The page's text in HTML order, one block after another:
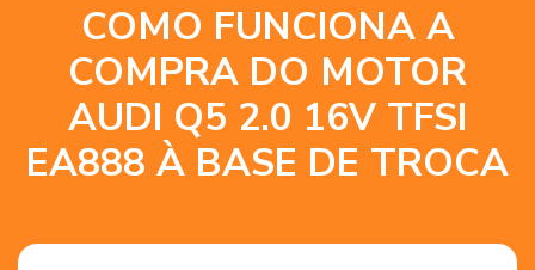
COMO FUNCIONA A
COMPRA DO MOTOR
AUDI Q5 2.0 16V TFSI
EA888 À BASE DE TROCA